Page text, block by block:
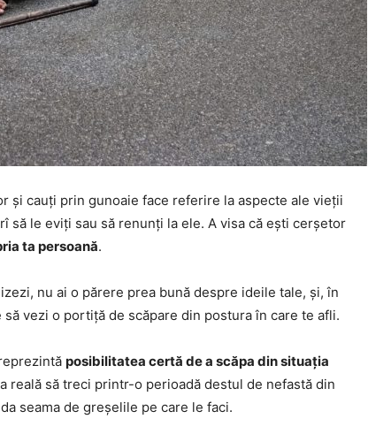
și cauți prin gunoaie face referire la aspecte ale vieții
să le eviți sau să renunți la ele. A visa că ești cerșetor
ta persoană.
nu ai o părere prea bună despre ideile tale, și, în
vezi o portiță de scăpare din postura în care te afli.
posibilitatea certă de a scăpa din situația
reală să treci printr-o perioadă destul de nefastă din
seama de greșelile pe care le faci.